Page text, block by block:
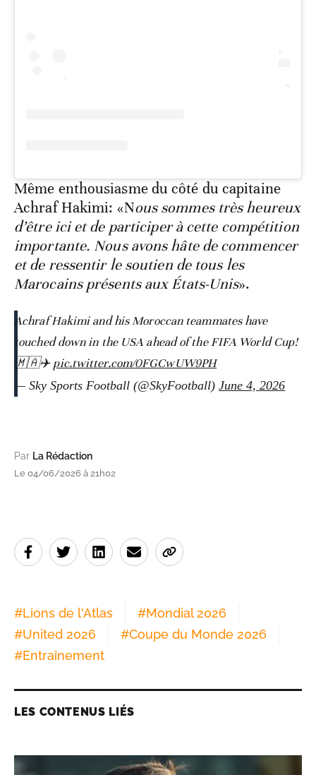
Même enthousiasme du côté du capitaine
Achraf Hakimi: «Nous sommes très heureux
d’être ici et de participer à cette compétition
importante. Nous avons hâte de commencer
et de ressentir le soutien de tous les
Marocains présents aux États-Unis».
Achraf Hakimi and his Moroccan teammates have
touched down in the USA ahead of the FIFA World Cup!
🇲🇦✈️pic.twitter.com/0FGCwUW9PH
— Sky Sports Football (@SkyFootball) June 4, 2026
Par La Rédaction
Le 04/06/2026 à 21h02
#Lions de l'Atlas #Mondial 2026
#United 2026 #Coupe du Monde 2026
#Entraînement
LES CONTENUS LIÉS